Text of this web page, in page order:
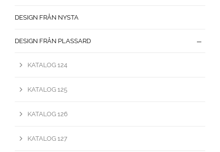
DESIGN FRÅN NYSTA
DESIGN FRÅN PLASSARD
KATALOG 124
KATALOG 125
KATALOG 126
KATALOG 127